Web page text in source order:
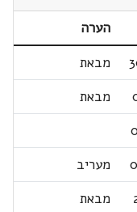
הערה
מבאת
מבאת
מעריב
מבאת